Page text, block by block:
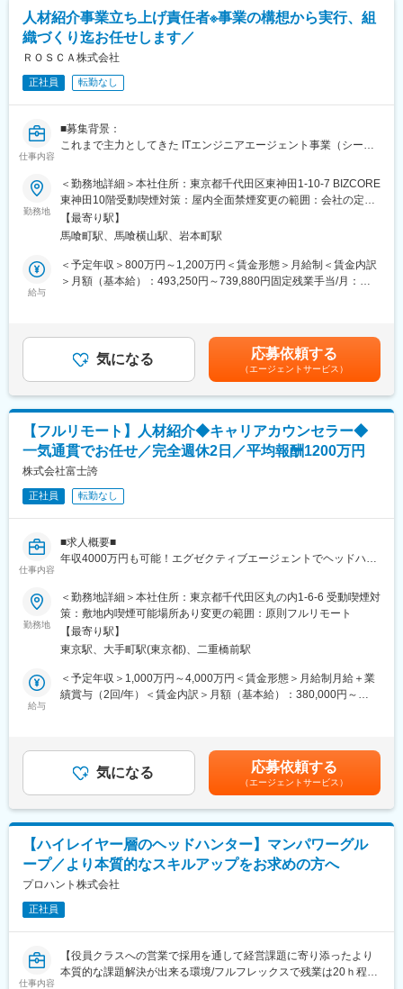
・ミッション・ビジョン・バリューの策定・浸透支援や施策の具
体化・実行支援
・採用環境の3C分析、採用ターゲットペルソナ設定
・ペルソナに応じた採用チャネルと伝達メッセージの具体化
・採用プロセス、採用基準の見直し
・各部門の採用戦略策定支援 部門長の採用力強化
・組織課題の特定と解決策の具体化・実行支援
■サービス特徴：
・同社の採用コンサルティングサービスは、単なる採用業務の代
います
・リファラル採用の推進や、求人ニーズが発生した際に過去応募
者にアプローチができるタレントプールなど、従来の採用チャネ
ルに囚われない施策提案を得意としています
ディング・実行までを一貫して支援しています
課題によって効率的な採用チャネルの確保が困難になっていま
す。
・採用が激化する転職市場において、従来の手法に囚われない戦
略提案を通じて、企業の持続可能な成長を支援できることが魅力
です。
（2）キャリアパスの柔軟性
・コンサルタントとしてのエキスパートを目指せる環境はもちろ
ん、将来の事業責任者候補としてサービスグロースを目指すこと
も可能です。
・新規事業企画にも注力しており、個々のキャリアパスに応じて
変更の範囲：会社の定める業務
人材紹介事業立ち上げ責任者※事業の構想から実行、組
織づくり迄お任せします／
ＲＯＳＣＡ株式会社
正社員 転勤なし
仕事内容
■募集背景：
これまで主力としてきた ITエンジニアエージェント事業（シーム
調に黒字化を果たしました。
現在、既存事業を通じて培った数百社の顧客基盤があり、クライ
アントからは「エンジニア以外の採用もROSCAのクオリティで任
せたい」という声を数多くいただいています。しかし現状、それ
に応えるための組織とリーダーが不在であり、みすみす大きな事
業機会を逃している状態です。
あなたの経験をフルに発揮していただけませんか？
【ROSCAの「勝ち筋」を、新たな領域へ】
「どのようなチームにするか」は、まだ白紙です。既存の人材業
界の「数合わせ」のようなビジネスモデルに疑問を感じ、真に顧
客のためになるサービスを創りたいと願う方に、この新しい船の
舵取りをお任せしたいと考えています。
新設する「人材紹介事業部」の責任者として、事業の構想から実
行、組織づくりまでを一貫して担っていただきます。
【決まっていること】
既存クライアントの活用が可能：
既存のシームレスキャリア事業ですでに取引のある豊富な顧客基
ゼロからの新規開拓だけでなく、信頼関係のある顧客へのクロス
セルから事業をスタートできます。
「人の価値」で勝負すること：
AIやシステム任せの効率化ではなく、泥臭くても「人」が介在す
高付加価値モデルであること：
シェア拡大のみを追うのではなく、特定領域で「トップ1%の質」
マーケットの開拓（領域は絞りません）：
特定の業界や職種には限定しません。「総合型」として全方位を
対象に、事業成長の機会を自由に見出し、アプローチ可能です。
事業戦略の立案：
誰に、何を、どのように提供するか。ゼロからビジネスモデルを
描いていただきます。
変更の範囲：会社の定める業務
勤務地
＜勤務地詳細＞本社住所：東京都千代田区東神田1-10-7 BIZCORE
東神田10階受動喫煙対策：屋内全面禁煙変更の範囲：会社の定め
る事業所
【最寄り駅】
馬喰町駅、馬喰横山駅、岩本町駅
給与
＜予定年収＞800万円～1,200万円＜賃金形態＞月給制＜賃金内訳
＞月額（基本給）：493,250円～739,880円固定残業手当/月：
月次インセンティブ制度あり※給与は経験や実績、現職年収を考慮
のうえ決定します※半年に1回評価タイミングがあります賃金はあ
くまでも目安の金額であり、選考を通じて上下する可能性があり
ます。月給(月額)は固定手当を含めた表記です。
気になる 応募依頼する
（エージェントサービス）
【フルリモート】人材紹介◆キャリアカウンセラー◆
一気通貫でお任せ／完全週休2日／平均報酬1200万円
株式会社富士誇
正社員 転勤なし
仕事内容
■求人概要■
年収4000万円も可能！エグゼクティブエージェントでヘッドハン
「老舗の信頼と、トップクラスの実績が共存する少数精鋭のブテ
ィックファーム」
「すべての人が、素晴らしい職業機会に恵まれる社会を実現す
る」という理念のもと、IT・コンサル業界を中心とした年収1,000
万円以上のハイクラス・エグゼクティブ層に特化した支援を行っ
ています。
可野は業界20年以上のキャリアを持ち、ビズリーチにおけるヘッ
ドハンタースコアは「4.72」という、極めて稀なハイスコアを維
■仕事内容■
介在価値を最大化する「深耕型」人材コンサルティング
【ミッション：自律したプロとして、企業の変革をプロデュー
ス】
当社のコンサルタントは、誰かの指示を待つ「作業者」ではあり
ません。
候補者のリサーチ・スカウトから、企業の経営課題に踏み込んだ
提案まで、人材紹介の全フェーズにおいて、自ら戦略を立てて実
行する「自主自立」の姿勢が求められます
勤務地
＜勤務地詳細＞本社住所：東京都千代田区丸の内1-6-6 受動喫煙対
策：敷地内喫煙可能場所あり変更の範囲：原則フルリモート
【最寄り駅】
東京駅、大手町駅(東京都)、二重橋前駅
給与
＜予定年収＞1,000万円～4,000万円＜賃金形態＞月給制月給＋業
績賞与（2回/年）＜賃金内訳＞月額（基本給）：380,000円～
有＜残業手当＞有＜給与補足＞■賞与：年2回（1・7月）評価と会
社業績に応じて支給実績：1ケ月～12ケ月分賃金はあくまでも目
安の金額であり、選考を通じて上下する可能性があります。月給
(月額)は固定手当を含めた表記です。
気になる 応募依頼する
（エージェントサービス）
【ハイレイヤー層のヘッドハンター】マンパワーグル
ープ／より本質的なスキルアップをお求めの方へ
プロハント株式会社
正社員
仕事内容
【役員クラスへの営業で採用を通して経営課題に寄り添ったより
本質的な課題解決が出来る環境/フルフレックスで残業は20ｈ程度